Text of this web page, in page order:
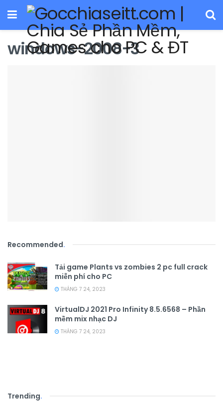
windows-2008-3
Recommended.
Tải game Plants vs zombies 2 pc full crack
miễn phí cho PC
THÁNG 7 24, 2023
VirtualDJ 2021 Pro Infinity 8.5.6568 – Phần
mềm mix nhạc DJ
THÁNG 7 24, 2023
Trending.